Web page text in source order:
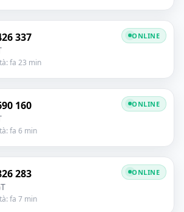
337
fa 23 min
ONLINE
160
fa 6 min
ONLINE
283
fa 7 min
ONLINE